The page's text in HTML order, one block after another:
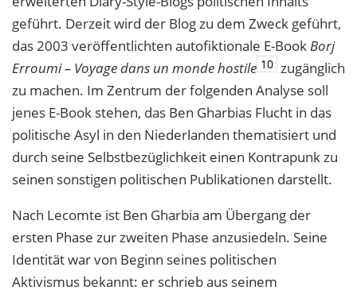
geführt. Derzeit wird der Blog zu dem Zweck geführt,
das 2003 veröffentlichten autofiktionale E-BookBorj
Erroumi – Voyage dans un monde hostile 10 zugänglich
zu machen. Im Zentrum der folgenden Analyse soll
jenes E-Book stehen, das Ben Gharbias Flucht in das
politische Asyl in den Niederlanden thematisiert und
durch seine Selbstbezüglichkeit einen Kontrapunk zu
seinen sonstigen politischen Publikationen darstellt.
Nach Lecomte ist Ben Gharbia am Übergang der
ersten Phase zur zweiten Phase anzusiedeln. Seine
Identität war von Beginn seines politischen
Aktivismus bekannt: er schrieb aus seinem